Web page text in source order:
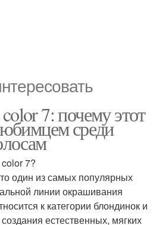
7: почему этот
среди
7?
один из самых популярных
линии окрашивания
к категории блондинок и
естественных, мягких